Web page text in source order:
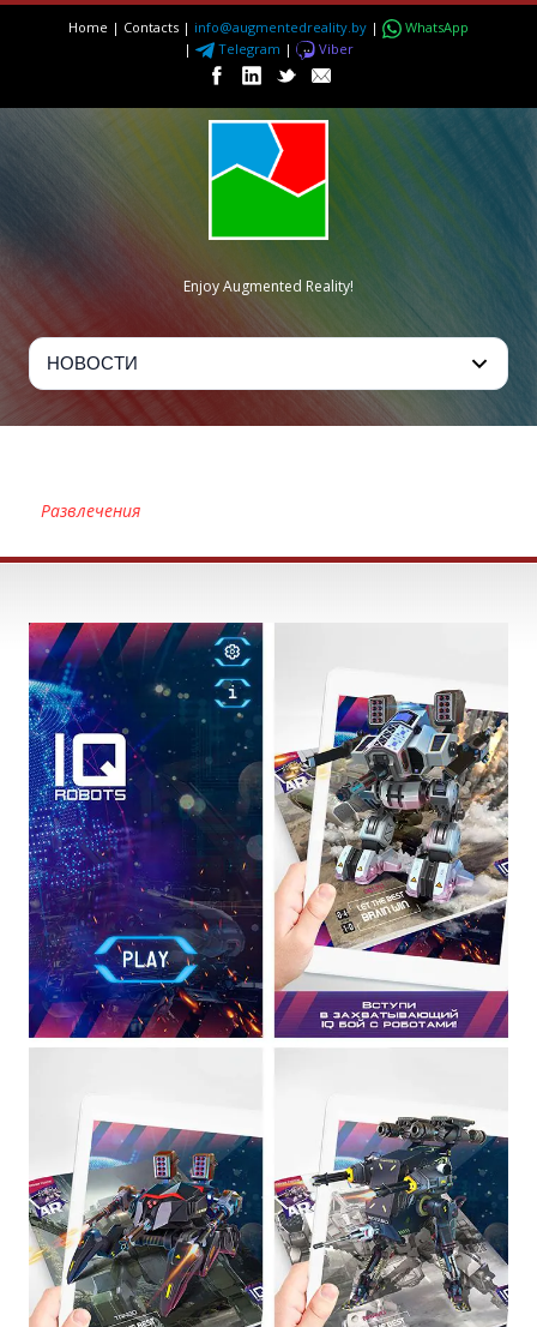
Home | Contacts | info@augmentedreality.by |
WhatsApp
|
Telegram | Viber
Enjoy Augmented Reality!
Развлечения